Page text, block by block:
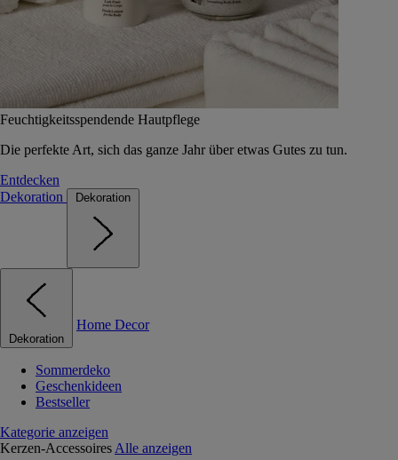
Feuchtigkeitsspendende Hautpflege
Die perfekte Art, sich das ganze Jahr über etwas Gutes zu tun.
Entdecken
Dekoration
Dekoration
Dekoration
Home Decor
Sommerdeko
Geschenkideen
Bestseller
Kategorie anzeigen
Kerzen-Accessoires Alle anzeigen